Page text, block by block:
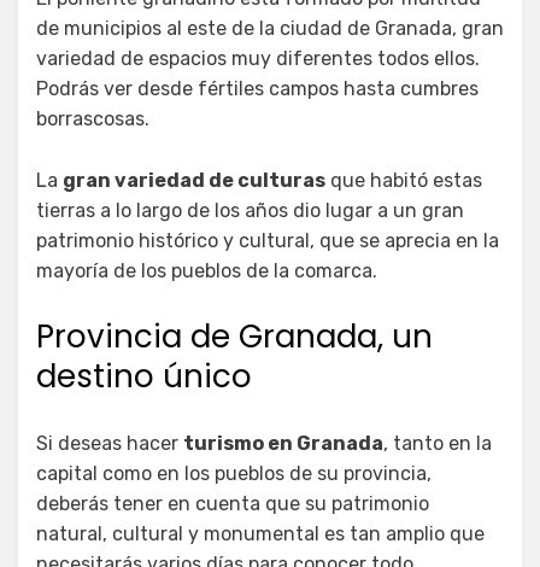
de municipios al este de la ciudad de Granada, gran
variedad de espacios muy diferentes todos ellos.
Podrás ver desde fértiles campos hasta cumbres
borrascosas.
La gran variedad de culturas que habitó estas
tierras a lo largo de los años dio lugar a un gran
patrimonio histórico y cultural, que se aprecia en la
mayoría de los pueblos de la comarca.
Provincia de Granada, un
destino único
Si deseas hacer turismo en Granada, tanto en la
capital como en los pueblos de su provincia,
deberás tener en cuenta que su patrimonio
natural, cultural y monumental es tan amplio que